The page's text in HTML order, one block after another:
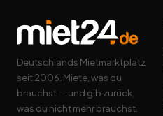
Deutschlands Mietmarktplatz
seit 2006. Miete, was du
brauchst — und gib zurück,
was du nicht mehr brauchst.